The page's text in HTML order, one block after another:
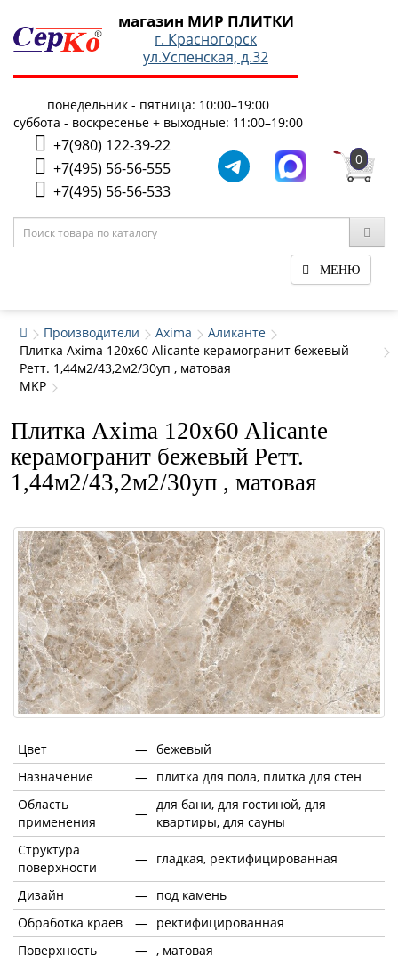
магазин МИР ПЛИТКИ
г. Красногорск
ул.Успенская, д.32
понедельник - пятница: 10:00–19:00
суббота - воскресенье + выходные: 11:00–19:00
+7(980) 122-39-22
+7(495) 56-56-555
+7(495) 56-56-533
0
МЕНЮ
Производители Axima
Аликанте
Плитка Axima 120x60 Alicante керамогранит бежевый
Ретт. 1,44м2/43,2м2/30уп , матовая
MKP
Плитка Axima 120x60 Alicante
керамогранит бежевый Ретт.
1,44м2/43,2м2/30уп , матовая
Цвет — бежевый
Назначение
— плитка для пола, плитка для стен
Область
применения
—
для бани, для гостиной, для
квартиры, для сауны
Структура
поверхности
— гладкая, ректифицированная
Дизайн — под камень
Обработка краев
— ректифицированная
Поверхность
— , матовая